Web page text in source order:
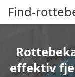
Find-
effektiv